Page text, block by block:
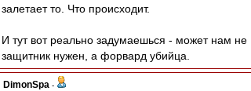
залетает то. Что происходит.
И тут вот реально задумаешься - может нам не
защитник нужен, а форвард убийца.
DimonSpa -